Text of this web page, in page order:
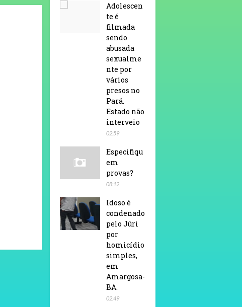
Adolescen
te é
filmada
sendo
abusada
sexualme
nte por
vários
presos no
Pará.
Estado não
interveio
02:59
Especifiqu
em
provas?
08:12
Idoso é
condenado
pelo Júri
por
homicídio
simples,
em
Amargosa-
BA.
02:49